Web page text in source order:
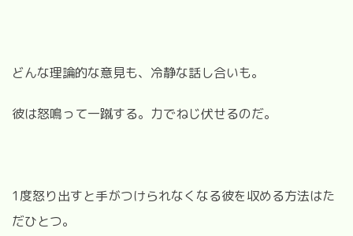
どんな理論的な意見も、冷静な話し合いも。
彼は怒鳴って一蹴する。力でねじ伏せるのだ。
1度怒り出すと手がつけられなくなる彼を収める方法はた
だひとつ。